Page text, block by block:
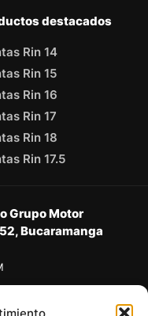
destacados
Rin 14
Rin 15
Rin 16
Rin 17
Rin 18
Rin 17.5
Grupo Motor
Bucaramanga